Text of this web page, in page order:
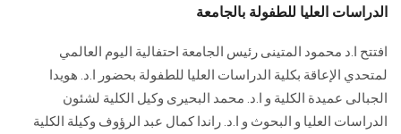
الدراسات العليا للطفولة بالجامعة
افتتح ا.د محمود المتينى رئيس الجامعة احتفالية اليوم العالمي
لمتحدي الإعاقة بكلية الدراسات العليا للطفولة بحضور ا.د. هويدا
الجبالى عميدة الكلية و ا.د. محمد البحيرى وكيل الكلية لشئون
الدراسات العليا و البحوث و ا.د. راندا كمال عبد الرؤوف وكيلة الكلية